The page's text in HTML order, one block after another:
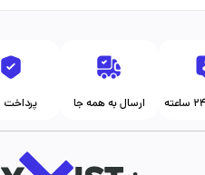
پرداخت ارسال به همه جا